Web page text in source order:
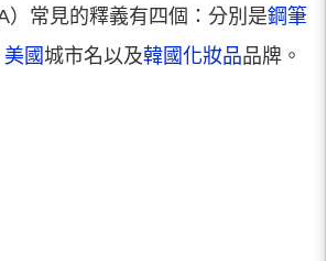
）常見的釋義有四個：分別是鋼筆
美國城市名以及韓國化妝品品牌。